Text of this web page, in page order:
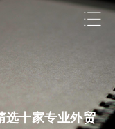
选十家专业外贸